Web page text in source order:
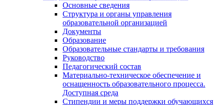
Основные сведения
Структура и органы управления
образовательной организацией
Документы
Образование
Образовательные стандарты и требования
Руководство
Педагогический состав
Материально-техническое обеспечение и
оснащенность образовательного процесса.
Доступная среда
Стипендии и меры поддержки обучающихся